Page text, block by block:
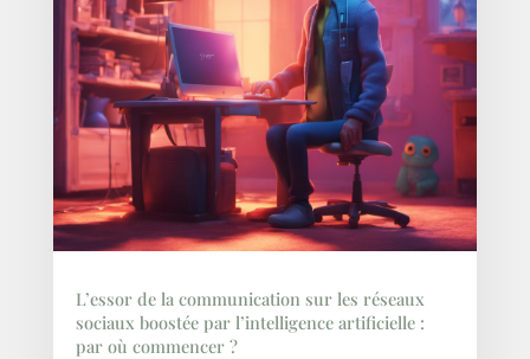
L’essor de la communication sur les réseaux
sociaux boostée par l’intelligence artificielle :
par où commencer ?